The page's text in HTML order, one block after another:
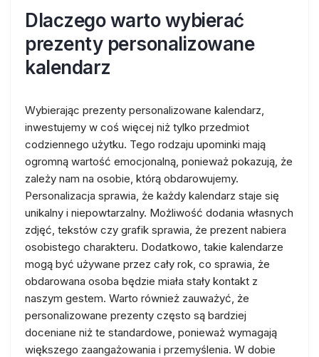
Dlaczego warto wybierać
prezenty personalizowane
kalendarz
Wybierając prezenty personalizowane kalendarz,
inwestujemy w coś więcej niż tylko przedmiot
codziennego użytku. Tego rodzaju upominki mają
ogromną wartość emocjonalną, ponieważ pokazują, że
zależy nam na osobie, którą obdarowujemy.
Personalizacja sprawia, że każdy kalendarz staje się
unikalny i niepowtarzalny. Możliwość dodania własnych
zdjęć, tekstów czy grafik sprawia, że prezent nabiera
osobistego charakteru. Dodatkowo, takie kalendarze
mogą być używane przez cały rok, co sprawia, że
obdarowana osoba będzie miała stały kontakt z
naszym gestem. Warto również zauważyć, że
personalizowane prezenty często są bardziej
doceniane niż te standardowe, ponieważ wymagają
większego zaangażowania i przemyślenia. W dobie